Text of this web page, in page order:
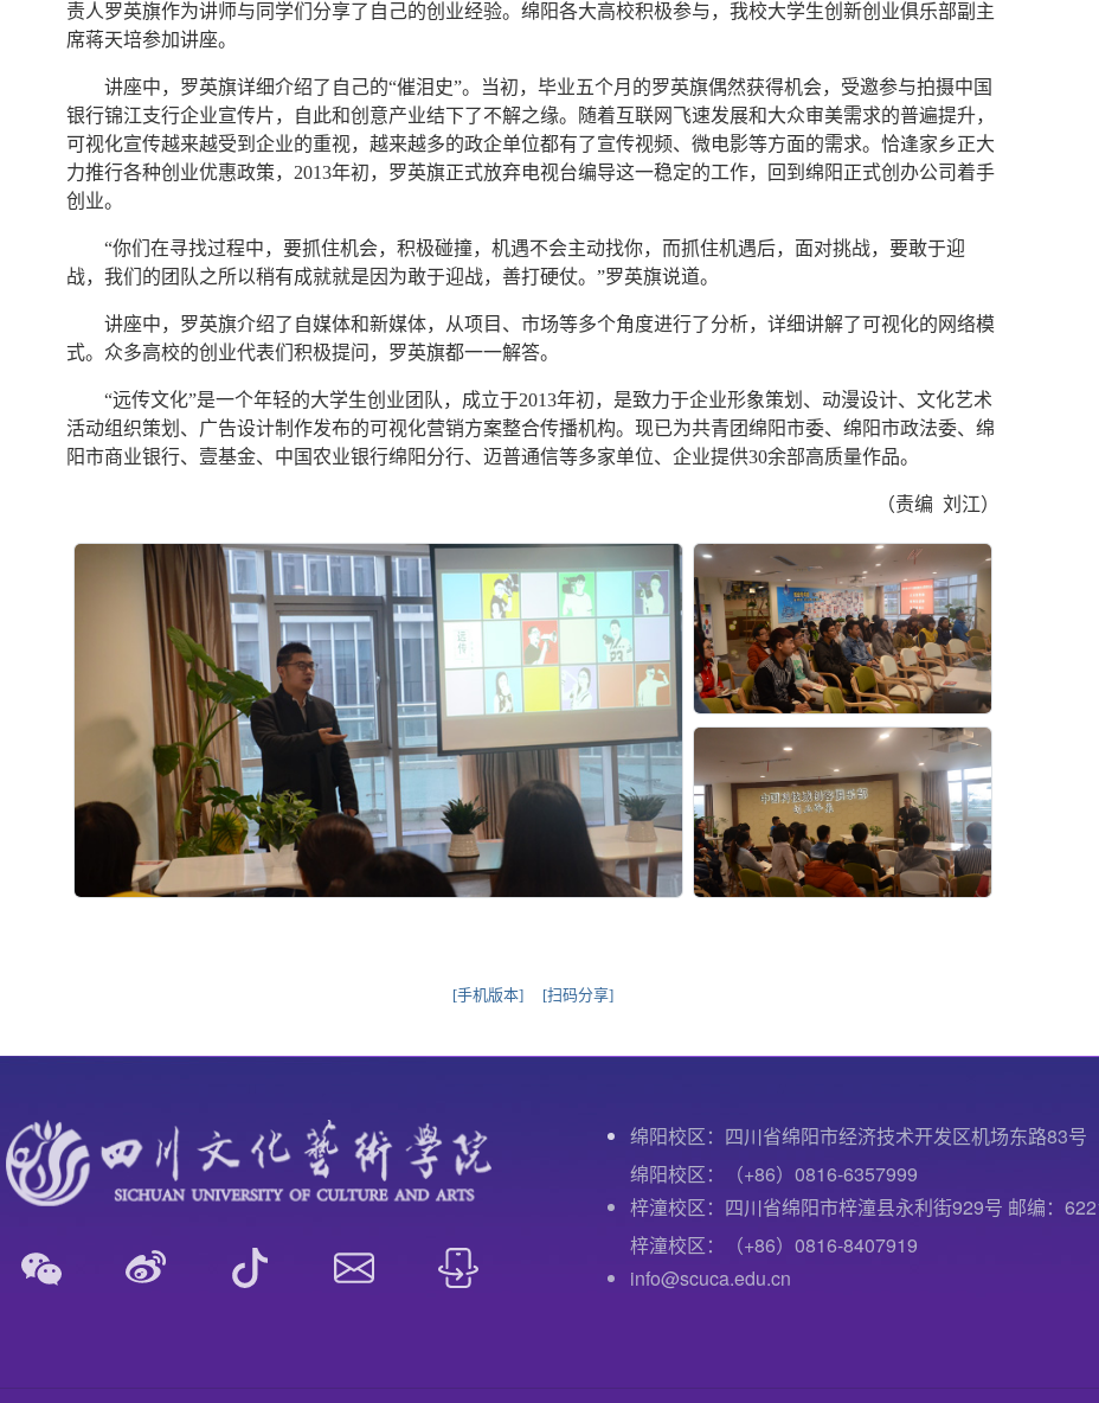
责人罗英旗作为讲师与同学们分享了自己的创业经验。绵阳各大高校积极参与，我校大学生创新创业俱乐部副主
席蒋天培参加讲座。
讲座中，罗英旗详细介绍了自己的“催泪史”。当初，毕业五个月的罗英旗偶然获得机会，受邀参与拍摄中国
银行锦江支行企业宣传片，自此和创意产业结下了不解之缘。随着互联网飞速发展和大众审美需求的普遍提升，
可视化宣传越来越受到企业的重视，越来越多的政企单位都有了宣传视频、微电影等方面的需求。恰逢家乡正大
力推行各种创业优惠政策，2013年初，罗英旗正式放弃电视台编导这一稳定的工作，回到绵阳正式创办公司着手
创业。
“你们在寻找过程中，要抓住机会，积极碰撞，机遇不会主动找你，而抓住机遇后，面对挑战，要敢于迎
战，我们的团队之所以稍有成就就是因为敢于迎战，善打硬仗。”罗英旗说道。
讲座中，罗英旗介绍了自媒体和新媒体，从项目、市场等多个角度进行了分析，详细讲解了可视化的网络模
式。众多高校的创业代表们积极提问，罗英旗都一一解答。
“远传文化”是一个年轻的大学生创业团队，成立于2013年初，是致力于企业形象策划、动漫设计、文化艺术
活动组织策划、广告设计制作发布的可视化营销方案整合传播机构。现已为共青团绵阳市委、绵阳市政法委、绵
阳市商业银行、壹基金、中国农业银行绵阳分行、迈普通信等多家单位、企业提供30余部高质量作品。
（责编 刘江）
[手机版本] [扫码分享]
绵阳校区：四川省绵阳市经济技术开发区机场东路83号
绵阳校区：（+86）0816-6357999
梓潼校区：四川省绵阳市梓潼县永利街929号 邮编：
梓潼校区：（+86）0816-8407919
info@scuca.edu.cn